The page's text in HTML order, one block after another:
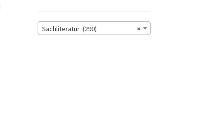
×
Sachliteratur (290)